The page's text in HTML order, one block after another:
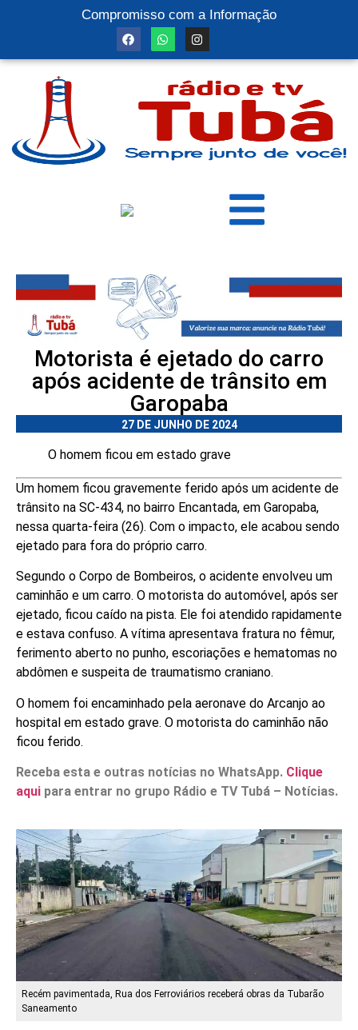
Compromisso com a Informação
Motorista é ejetado do carro
após acidente de trânsito em
Garopaba
27 DE JUNHO DE 2024
O homem ficou em estado grave
Um homem ficou gravemente ferido após um acidente de
trânsito na SC-434, no bairro Encantada, em Garopaba,
nessa quarta-feira (26). Com o impacto, ele acabou sendo
ejetado para fora do próprio carro.
Segundo o Corpo de Bombeiros, o acidente envolveu um
caminhão e um carro. O motorista do automóvel, após ser
ejetado, ficou caído na pista. Ele foi atendido rapidamente
e estava confuso. A vítima apresentava fratura no fêmur,
ferimento aberto no punho, escoriações e hematomas no
abdômen e suspeita de traumatismo craniano.
O homem foi encaminhado pela aeronave do Arcanjo ao
hospital em estado grave. O motorista do caminhão não
ficou ferido.
Receba esta e outras notícias no WhatsApp. Clique
aqui para entrar no grupo Rádio e TV Tubá – Notícias.
Recém pavimentada, Rua dos Ferroviários receberá obras da Tubarão
Saneamento